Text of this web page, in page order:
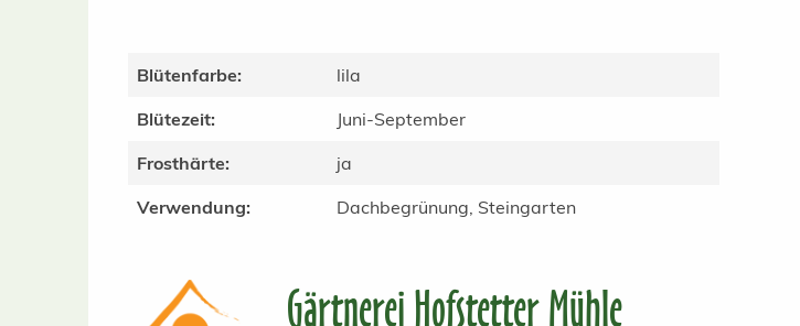
Blütenfarbe:
lila
Blütezeit:
Juni-September
Frosthärte:
ja
Verwendung:
Dachbegrünung, Steingarten
Gärtnerei Hofstetter Mühle